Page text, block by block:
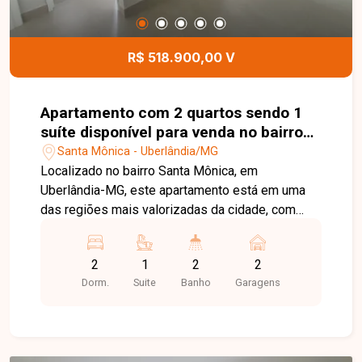
para quem busca morar com comodidade. Esta é
uma excelente oportunidade para quem procura
um apartamento moderno, confortável e bem
localizado no bairro Santa Mônica. Agende uma
imóvel.
R$ 518.900,00 V
Apartamento com 2 quartos sendo 1
suíte disponível para venda no bairro
Santa Mônica em Uberlândia-MG
Santa Mônica - Uberlândia/MG
Localizado no bairro Santa Mônica, em
Uberlândia-MG, este apartamento está em uma
das regiões mais valorizadas da cidade, com
principais vias. Próximo a universidades,
supermercados, escolas, farmácias, restaurantes
e diversos comércios e serviços, oferece
2
Dorm.
1
Suite
2
Banho
2
Garagens